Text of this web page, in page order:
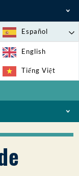
9329
Español
English
Tiếng Việt